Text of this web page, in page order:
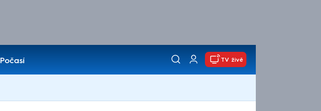
Počasí
TV živě